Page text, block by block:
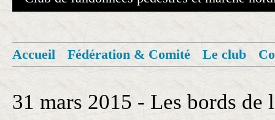
Accueil Fédération & Comité Le club
31 mars 2015 - Les bords de